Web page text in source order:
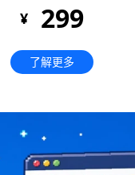
¥ 299
了解更多